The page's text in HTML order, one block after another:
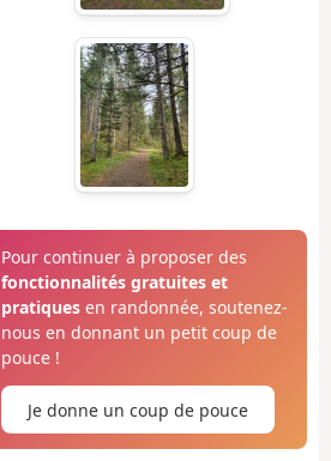
Pour continuer à proposer des
fonctionnalités gratuites et
pratiquesen randonnée, soutenez-
nous en donnant un petit coup de
pouce !
Je donne un coup de pouce